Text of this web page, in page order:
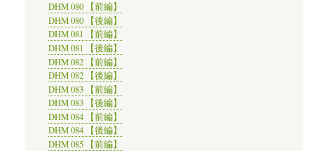
DHM 080 【前編】
DHM 080 【後編】
DHM 081 【前編】
DHM 081 【後編】
DHM 082 【前編】
DHM 082 【後編】
DHM 083 【前編】
DHM 083 【後編】
DHM 084 【前編】
DHM 084 【後編】
DHM 085 【前編】